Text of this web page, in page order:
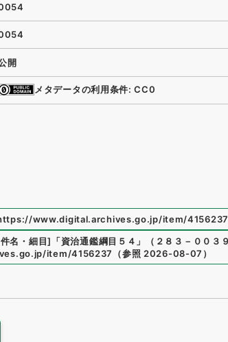
開
メタデータの利用条件: CC0
www.digital.archives.go.jp/item/4156237
名・細目] 「資治通鑑綱目５４ 」 （ ２８３－００３
item/4156237
（参照 2026-08-07 ）